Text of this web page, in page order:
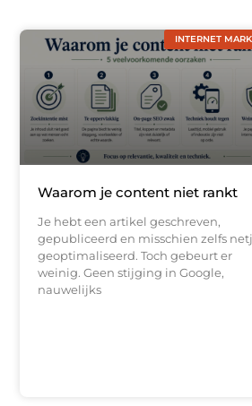
INTERNET
Waarom je content niet rankt
Je hebt een artikel geschreven,
gepubliceerd en misschien zelfs
geoptimaliseerd. Toch gebeurt er
weinig. Geen stijging in Google,
nauwelijks